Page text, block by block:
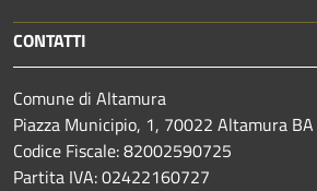
CONTATTI
Comune di Altamura
Piazza Municipio, 1, 70022 Altamura BA
Codice Fiscale: 82002590725
Partita IVA: 02422160727